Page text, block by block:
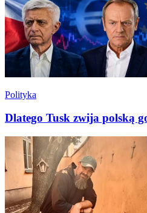
Polityka
Dlatego Tusk zwija polską